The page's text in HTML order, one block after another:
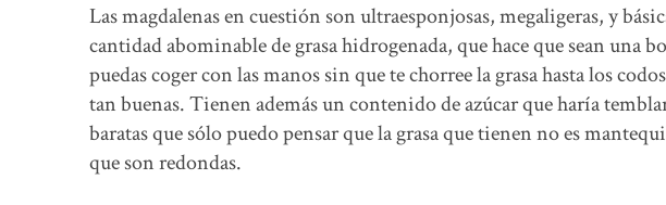
Las magdalenas en cuestión son ultraesponjosas, megaligeras, y
cantidad abominable de grasa hidrogenada, que hace que sean una
puedas coger con las manos sin que te chorree la grasa hasta los
tan buenas. Tienen además un contenido de azúcar que haría
baratas que sólo puedo pensar que la grasa que tienen no es
que son redondas.